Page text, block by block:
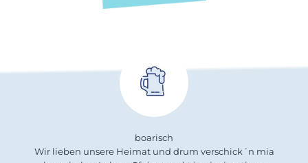
boarisch
Wir lieben unsere Heimat und drum verschick´n mia